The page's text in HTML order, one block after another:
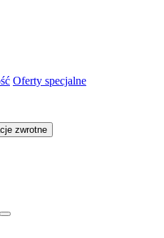
Oferty specjalne
zwrotne